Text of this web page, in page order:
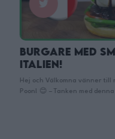
Burgare med
ITALIEN!
Hej och Välkomna vänner till
Poon! 😊 – Tanken med